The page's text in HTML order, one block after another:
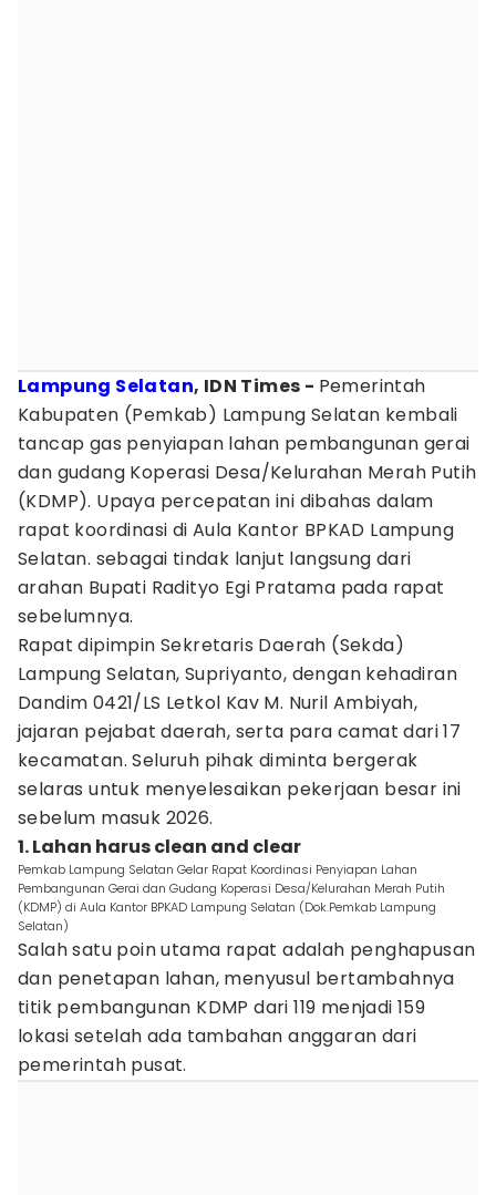
Lampung Selatan, IDN Times - Pemerintah
Kabupaten (Pemkab) Lampung Selatan kembali
tancap gas penyiapan lahan pembangunan gerai
dan gudang Koperasi Desa/Kelurahan Merah Putih
(KDMP). Upaya percepatan ini dibahas dalam
rapat koordinasi di Aula Kantor BPKAD Lampung
Selatan. sebagai tindak lanjut langsung dari
arahan Bupati Radityo Egi Pratama pada rapat
sebelumnya.
Rapat dipimpin Sekretaris Daerah (Sekda)
Lampung Selatan, Supriyanto, dengan kehadiran
Dandim 0421/LS Letkol Kav M. Nuril Ambiyah,
jajaran pejabat daerah, serta para camat dari 17
kecamatan. Seluruh pihak diminta bergerak
selaras untuk menyelesaikan pekerjaan besar ini
sebelum masuk 2026.
1. Lahan harus clean and clear
Pemkab Lampung Selatan Gelar Rapat Koordinasi Penyiapan Lahan
Pembangunan Gerai dan Gudang Koperasi Desa/Kelurahan Merah Putih
(KDMP) di Aula Kantor BPKAD Lampung Selatan (Dok.Pemkab Lampung
Selatan)
Salah satu poin utama rapat adalah penghapusan
dan penetapan lahan, menyusul bertambahnya
titik pembangunan KDMP dari 119 menjadi 159
lokasi setelah ada tambahan anggaran dari
pemerintah pusat.